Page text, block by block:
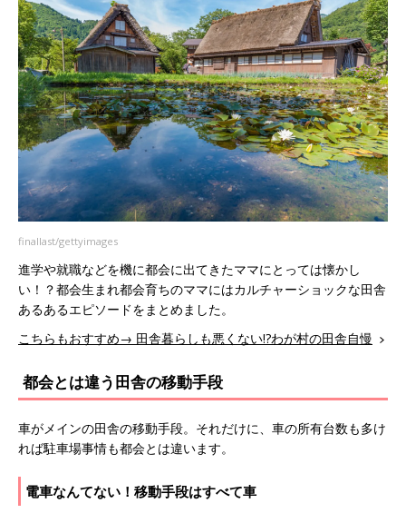
finallast/gettyimages
進学や就職などを機に都会に出てきたママにとっては懐かし
い！？都会生まれ都会育ちのママにはカルチャーショックな田舎
あるあるエピソードをまとめました。
こちらもおすすめ→ 田舎暮らしも悪くない!?わが村の田舎自慢
都会とは違う田舎の移動手段
車がメインの田舎の移動手段。それだけに、車の所有台数も多け
れば駐車場事情も都会とは違います。
電車なんてない！移動手段はすべて車